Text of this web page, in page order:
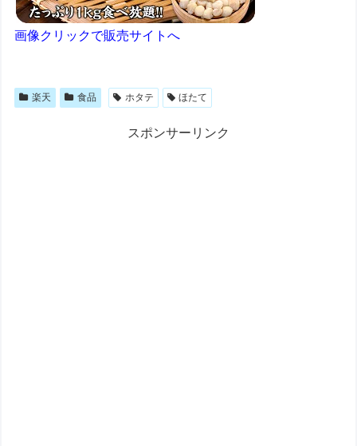
画像クリックで販売サイトへ
楽天 食品 ホタテ ほたて
スポンサーリンク